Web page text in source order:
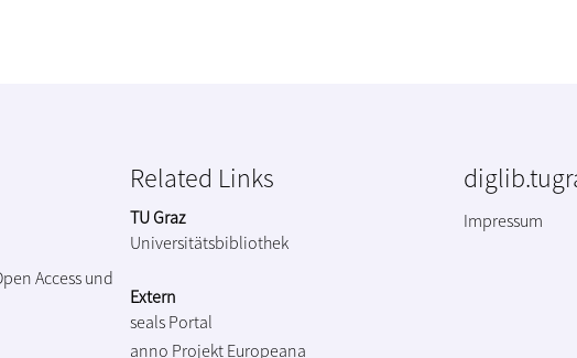
Access und
Related Links
TU Graz
Universitätsbibliothek
Extern
seals Portal
anno Projekt Europeana
Impressum